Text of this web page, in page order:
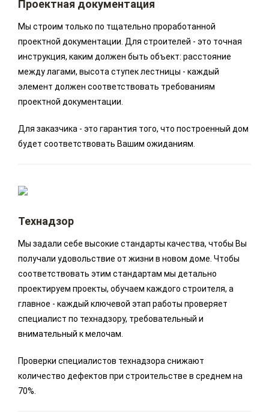
Проектная документация
Мы строим только по тщательно проработанной
проектной документации. Для строителей - это точная
инструкция, каким должен быть объект: расстояние
между лагами, высота ступек лестницы - каждый
элемент должен соответствовать требованиям
проектной документации.
Для заказчика - это гарантия того, что построенный дом
будет соответствовать Вашим ожиданиям.
Технадзор
Мы задали себе высокие стандарты качества, чтобы Вы
получали удовольствие от жизни в новом доме. Чтобы
соответствовать этим стандартам мы детально
проектируем проекты, обучаем каждого строителя, а
главное - каждый ключевой этап работы проверяет
специалист по технадзору, требовательный и
внимательный к мелочам.
Проверки специалистов технадзора снижают
количество дефектов при строительстве в среднем на
70%.